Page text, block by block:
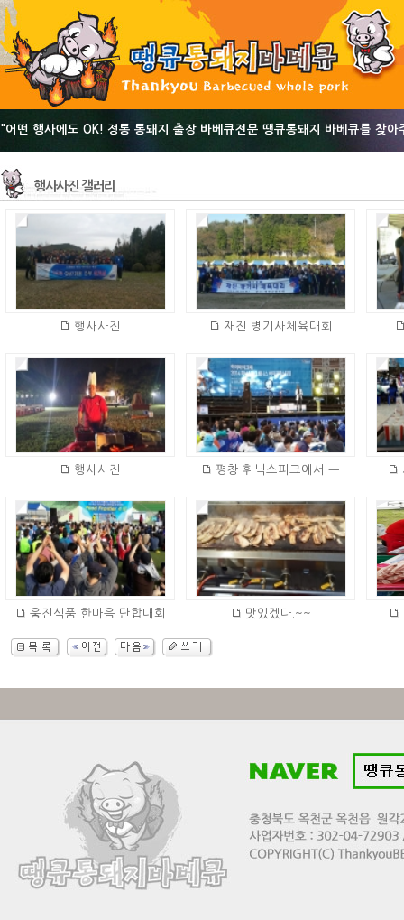
"어떤 행사에도 OK! 정통 통돼지 출장 바베큐전문 땡큐통돼지 바베큐를 찾아
행사사진 갤러리
행사사진 재진 병기사체육대회
행사사진 평창 휘닉스파크에서 ㅡ
웅진식품 한마음 단합대회 맛있겠다.~~